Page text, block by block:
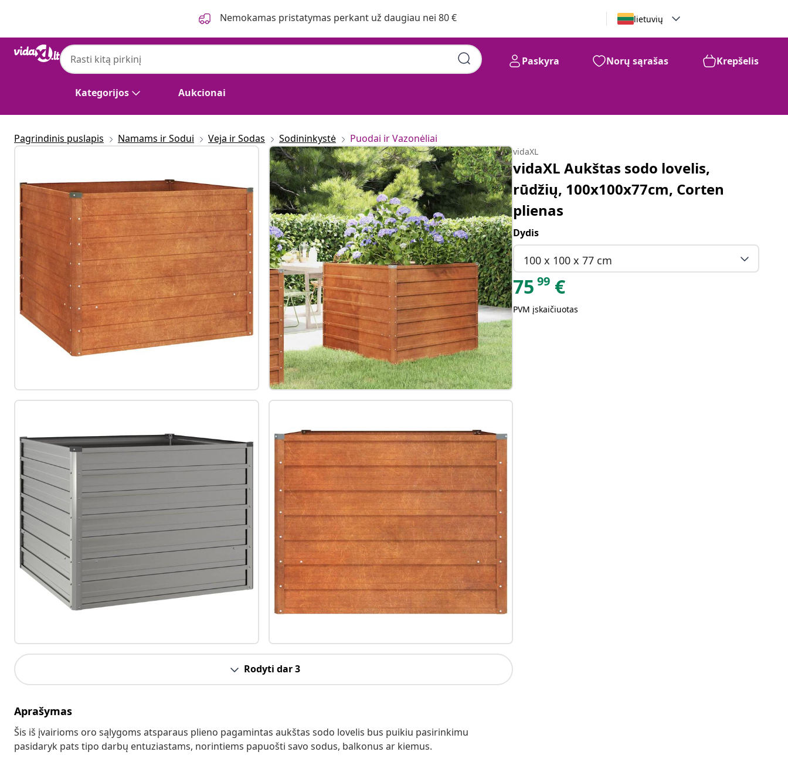
Nemokamas pristatymas perkant už daugiau nei 80 € lietuvių
Kategorijos Aukcionai
Paskyra Norų sąrašas Krepšelis
Pagrindinis puslapis Namams ir Sodui Veja ir Sodas Sodininkystė Puodai ir Vazonėliai
Rodyti dar 3
Aprašymas
Šis iš įvairioms oro sąlygoms atsparaus plieno pagamintas aukštas sodo lovelis bus puikiu pasirinkimu
pasidaryk pats tipo darbų entuziastams, norintiems papuošti savo sodus, balkonus ar kiemus.
vidaXL
vidaXL Aukštas sodo lovelis,
rūdžių, 100x100x77cm, Corten
plienas
Dydis
100 x 100 x 77 cm
75 99 €
PVM įskaičiuotas